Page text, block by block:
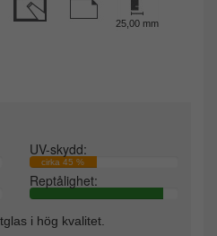
25,00 mm
UV-skydd:
cirka 45 %
Reptålighet:
i hög kvalitet.